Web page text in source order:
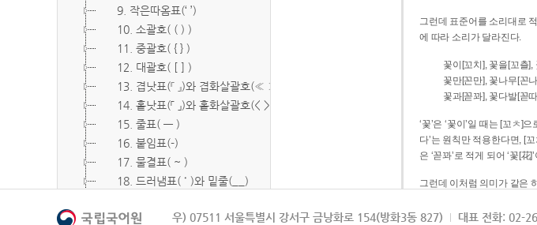
9. 작은따옴표(‘ ’)
10. 소괄호( ( ) )
11. 중괄호( { } )
12. 대괄호( [ ] )
13. 겹낫표(『 』)와 겹화살괄호(≪ ≫)
14. 홑낫표(「 」)와 홑화살괄호(< >)
15. 줄표( ― )
16. 붙임표(-)
17. 물결표( ~ )
18. 드러냄표( ˙ )와 밑줄(__)
20. 빠짐표( □ )
그런데 표준어를 소리대로
에 따라 소리가 달라진다.
꽃이[꼬치], 꽃을[꼬츨],
꽃만[꼰만], 꽃나무[꼰
꽃과[꼳꽈], 꽃다발[꼳
‘꽃’은 ‘꽃이’일 때는 [꼬ㅊ]
다’는 원칙만 적용한다면, [꼬치]로 소리 나는 말은 ‘꼬치’
은 ‘꼳꽈’로 적게 되어 ‘꽃[
그런데 이처럼 의미가 같은
되게 적는 것이 의미를 파악
우) 07511 서울특별시 강서구 금낭화로 154(방화3동 827) 대표 전화: 02-